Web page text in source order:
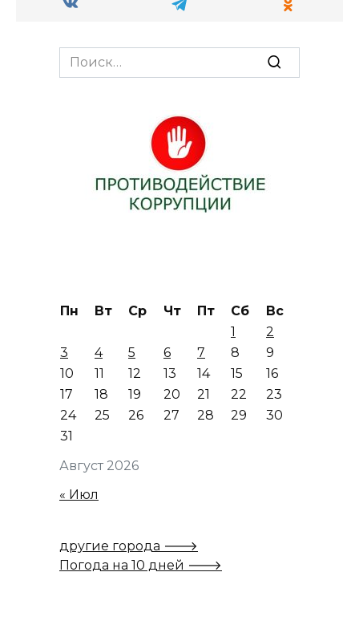
Search
for:
Август 2026
Пн Вт Ср Чт Пт Сб
Вс
1
2
3
4 5 6 7 8
9
10
11 12 13 14 15
16
17
18 19 20 21 22
23
24
25 26 27 28 29
30
31
« Июл
другие города 🡒
Погода на 10 дней 🡒